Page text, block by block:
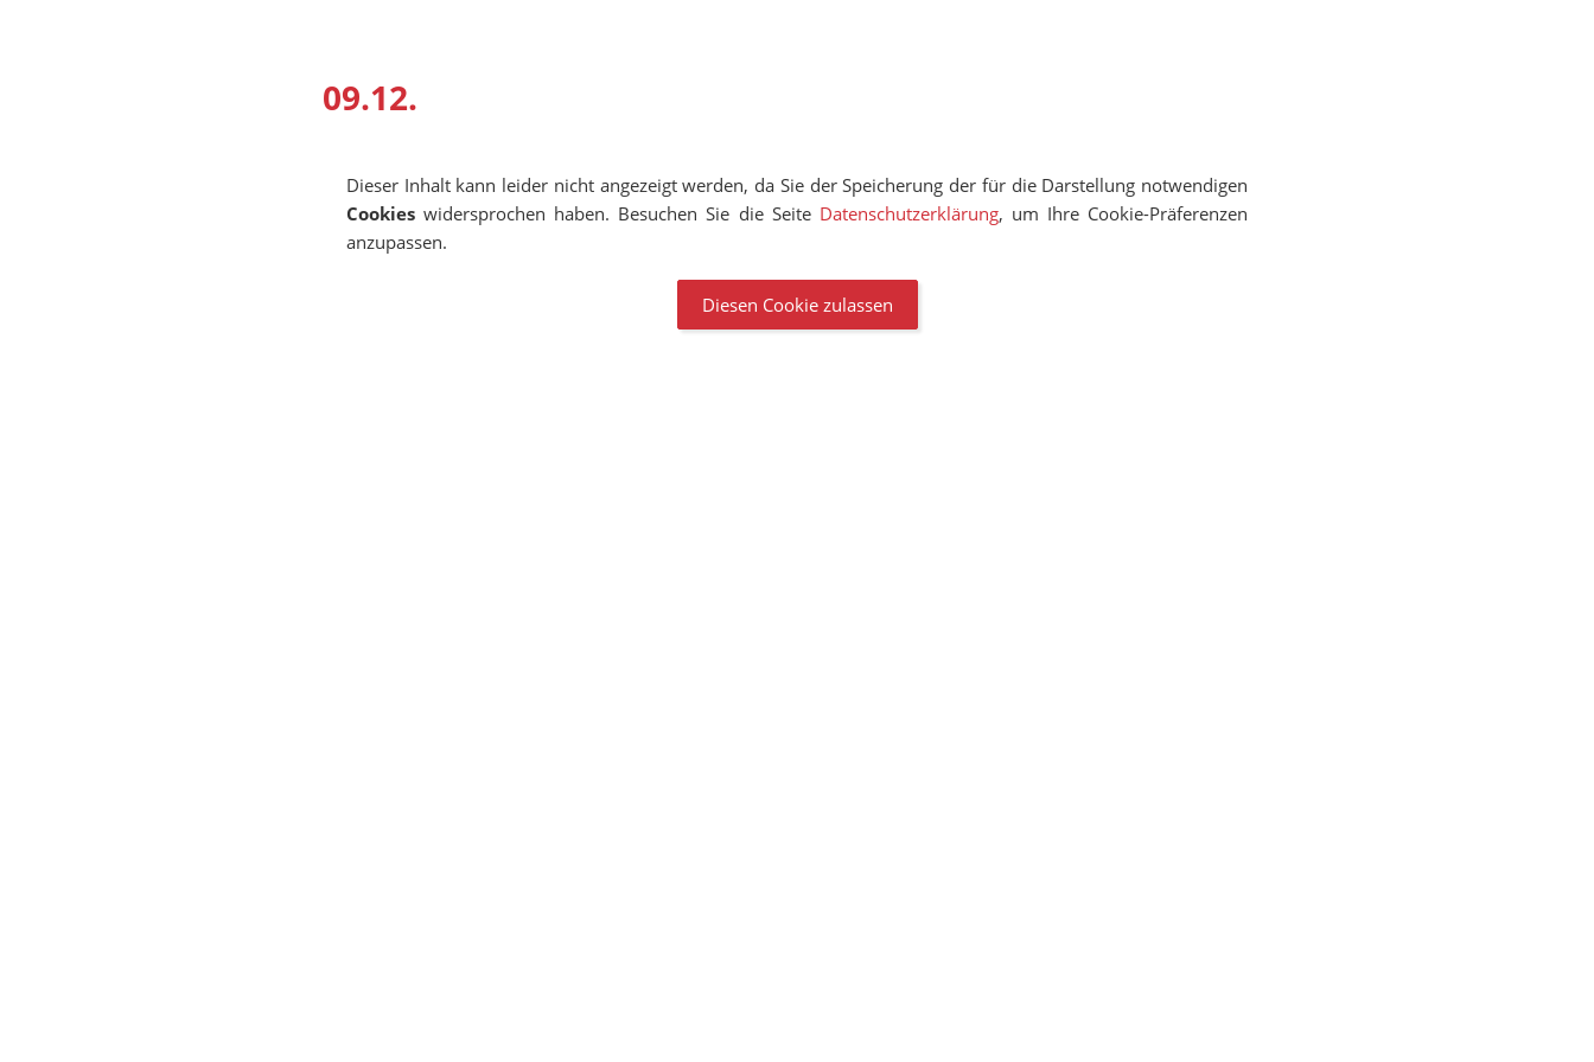
09.12.
Dieser Inhalt kann leider nicht angezeigt werden, da Sie der Speicherung der für die Darstellung notwendigen
Cookies widersprochen haben. Besuchen Sie die Seite Datenschutzerklärung, um Ihre Cookie-Präferenzen
anzupassen.
Diesen Cookie zulassen